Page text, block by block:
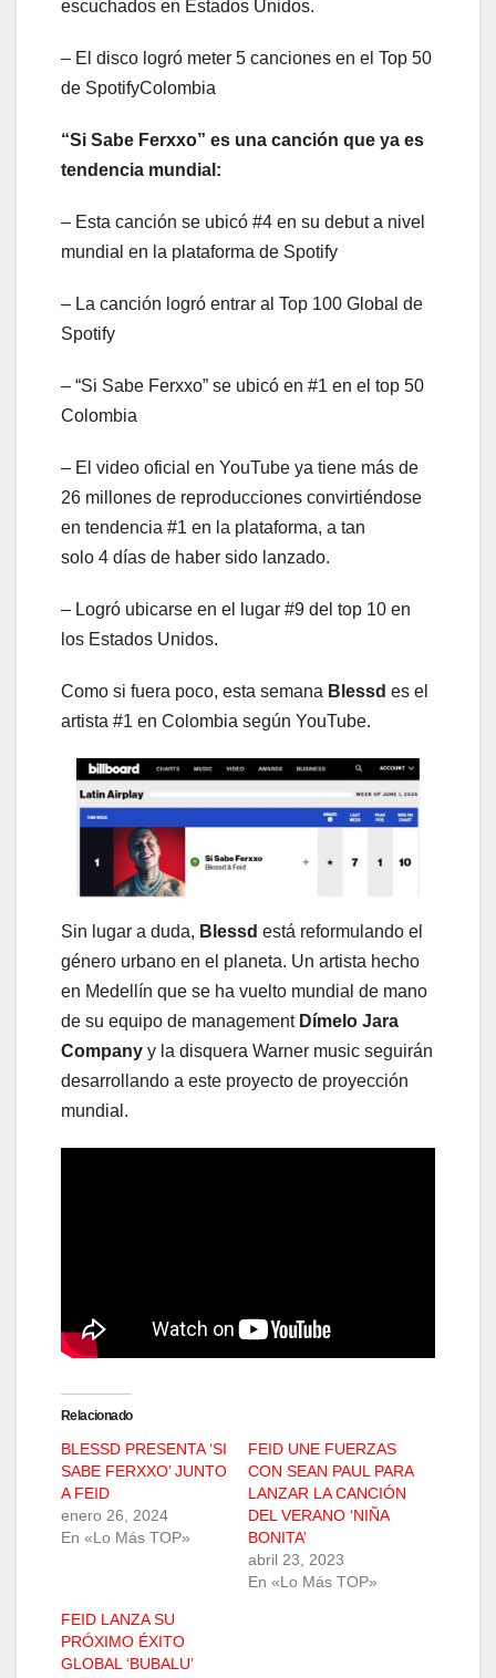
escuchados en Estados Unidos.
– El disco logró meter 5 canciones en el Top 50
de SpotifyColombia
“Si Sabe Ferxxo” es una canción que ya es
tendencia mundial:
– Esta canción se ubicó #4 en su debut a nivel
mundial en la plataforma de Spotify
– La canción logró entrar al Top 100 Global de
Spotify
– “Si Sabe Ferxxo” se ubicó en #1 en el top 50
Colombia
– El video oficial en YouTube ya tiene más de
26 millones de reproducciones convirtiéndose
en tendencia #1 en la plataforma, a tan
solo 4 días de haber sido lanzado.
– Logró ubicarse en el lugar #9 del top 10 en
los Estados Unidos.
Como si fuera poco, esta semana Blessd es el
artista #1 en Colombia según YouTube.
Sin lugar a duda, Blessd está reformulando el
género urbano en el planeta. Un artista hecho
en Medellín que se ha vuelto mundial de mano
de su equipo de management Dímelo Jara
Company y la disquera Warner music seguirán
desarrollando a este proyecto de proyección
mundial.
Relacionado
BLESSD PRESENTA ‘SI
SABE FERXXO’ JUNTO
A FEID
enero 26, 2024
En «Lo Más TOP»
FEID UNE FUERZAS
CON SEAN PAUL PARA
LANZAR LA CANCIÓN
DEL VERANO ‘NIÑA
BONITA’
abril 23, 2023
En «Lo Más TOP»
FEID LANZA SU
PRÓXIMO ÉXITO
GLOBAL ‘BUBALU’